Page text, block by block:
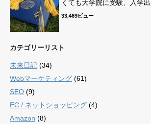
くても大学院に受験、入学出
33,469ビュー
カテゴリーリスト
未来日記 (34)
Webマーケティング (61)
SEO (9)
EC / ネットショッピング (4)
Amazon (8)